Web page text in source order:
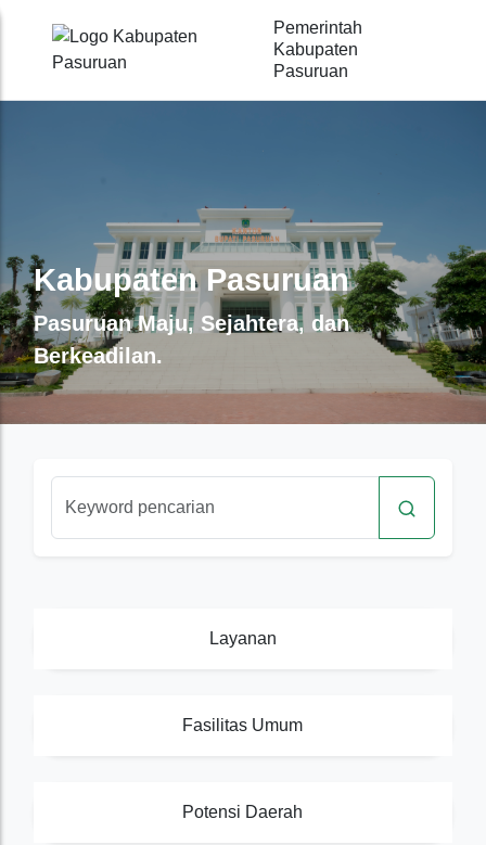
Pemerintah
Kabupaten
Pasuruan
Kabupaten Pasuruan
Pasuruan Maju, Sejahtera, dan
Berkeadilan.
Kabupaten Pasuruan
Pasuruan Maju, Sejahtera, dan
Berkeadilan.
Kabupaten Pasuruan
Pasuruan Maju, Sejahtera, dan
Berkeadilan.
Kabupaten Pasuruan
Pasuruan Maju, Sejahtera, dan
Berkeadilan.
Layanan
Fasilitas Umum
Potensi Daerah